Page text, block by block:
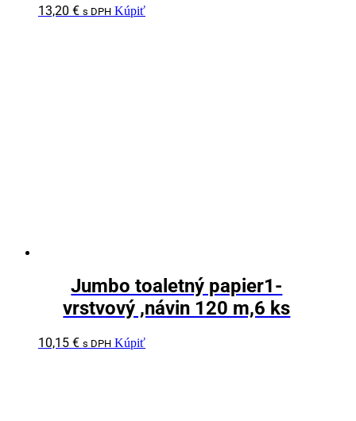
13,20 € s DPH Kúpiť
Jumbo toaletný papier1-
vrstvový ,návin 120 m,6 ks
10,15 € s DPH Kúpiť